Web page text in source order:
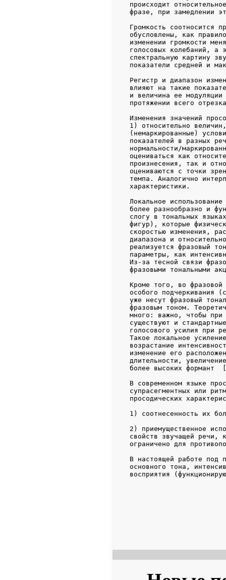
происходит
фразе, при замедлении
Громкость соотносится
обусловлены, как
изменении громкости
голосовых колебаний, а
спектральную картину
показатели средней и
Регистр и диапазон
влияют на такие
и величина ее
протяжении всего
Изменения значений
1) относительно
(немаркированные)
показателей в разных
нормальности/
оцениваться как
произнесения, так и
оцениваются с точки
темпа. Аналогично
   характеристики.
Локальное
более разнообразно и
слогу в тональных
фигур), которые
скоростью изменения,
диапазона и
реализуется фразовый
параметры, как
Из-за тесной связи
фразовыми тональными
Кроме того, во
особого подчеркивания
уже несут фразовый
фразовым тоном.
много: важно, чтобы
существуют и
голосового усилия при
Такое локальное
возрастание
изменение его
длительности,
более высоких формант
В современном языке
супрасегментных или
просодических
1) соотнесенность их
2) приемущественное
свойств звучащей речи,
ограничено для
В настоящей работе под
основного тона,
восприятия